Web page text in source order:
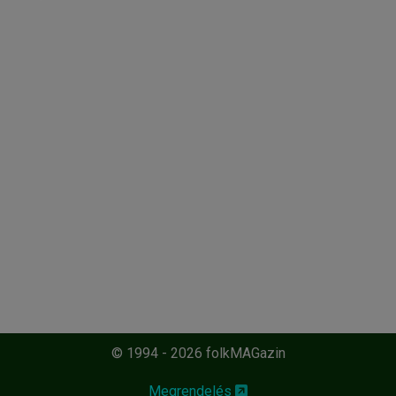
© 1994 - 2026 folkMAGazin
Megrendelés